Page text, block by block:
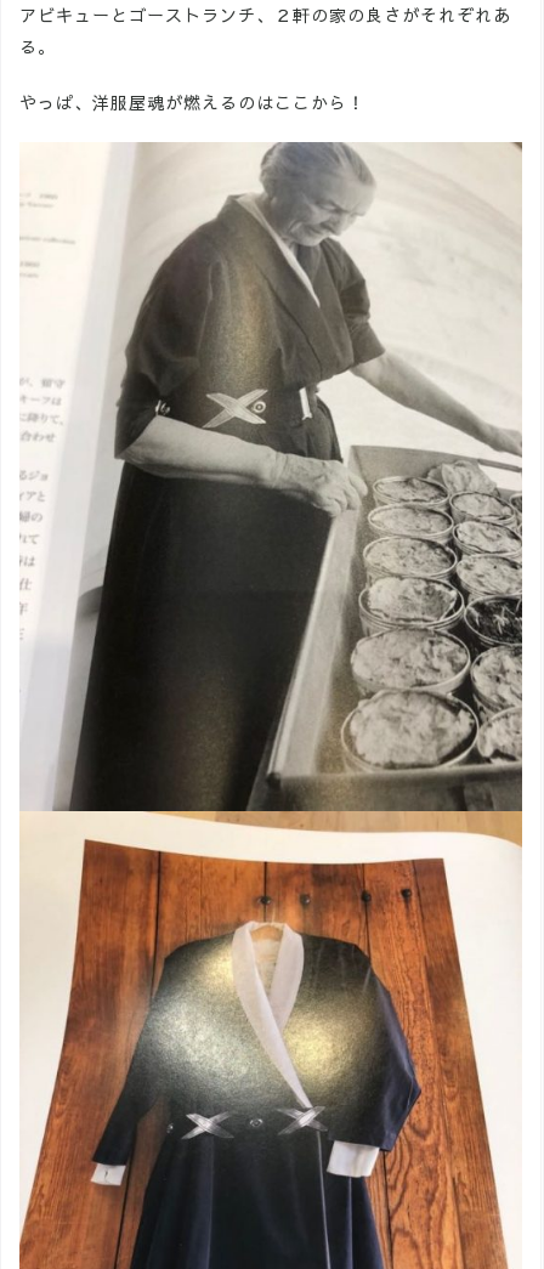
アビキューとゴーストランチ、２軒の家の良さがそれぞれあ
る。
やっぱ、洋服屋魂が燃えるのはここから！